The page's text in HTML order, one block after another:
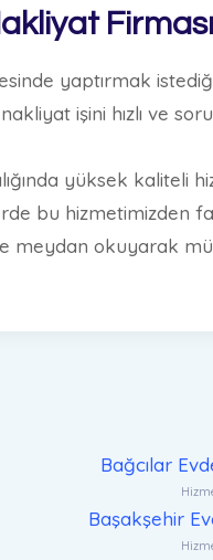
Firması
yaptırmak
işini hızlı ve
yüksek kaliteli
bu hizmetimizden
meydan okuyarak
Bağcılar
Başakşehir